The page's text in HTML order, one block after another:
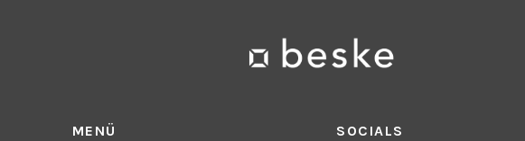
MENÜ SOCIALS